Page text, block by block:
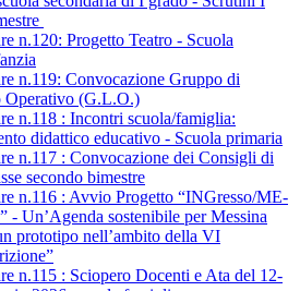
n.120: Progetto Teatro - Scuola
n.119: Convocazione Gruppo di
Operativo (G.L.O.)
n.118 : Incontri scuola/famiglia:
didattico educativo - Scuola primaria
n.117 : Convocazione dei Consigli di
secondo bimestre
n.116 : Avvio Progetto “INGresso/ME-
- Un’Agenda sostenibile per Messina
prototipo nell’ambito della VI
n.115 : Sciopero Docenti e Ata del 12-